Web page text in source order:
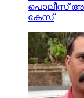
പൊലീസ്
കേസ്